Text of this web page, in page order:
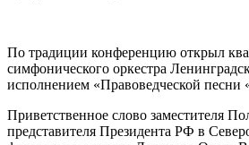
По традиции конференцию открыл
симфонического оркестра
исполнением «Правоведческой песни
Приветственное слово заместителя
представителя Президента РФ в